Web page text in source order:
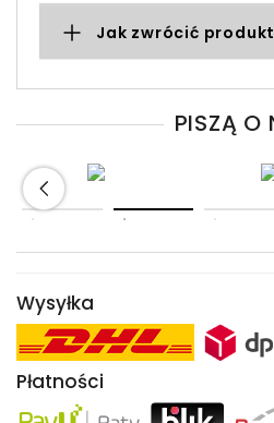
Jak zwrócić
PISZĄ O
Wysyłka
Płatności